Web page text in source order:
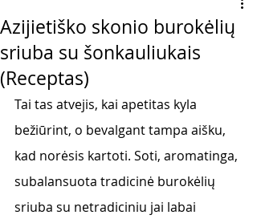
Azijietiško skonio burokėlių
sriuba su šonkauliukais
(Receptas)
Tai tas atvejis, kai apetitas kyla
bežiūrint, o bevalgant tampa aišku,
kad norėsis kartoti. Soti, aromatinga,
subalansuota tradicinė burokėlių
sriuba su netradiciniu jai labai